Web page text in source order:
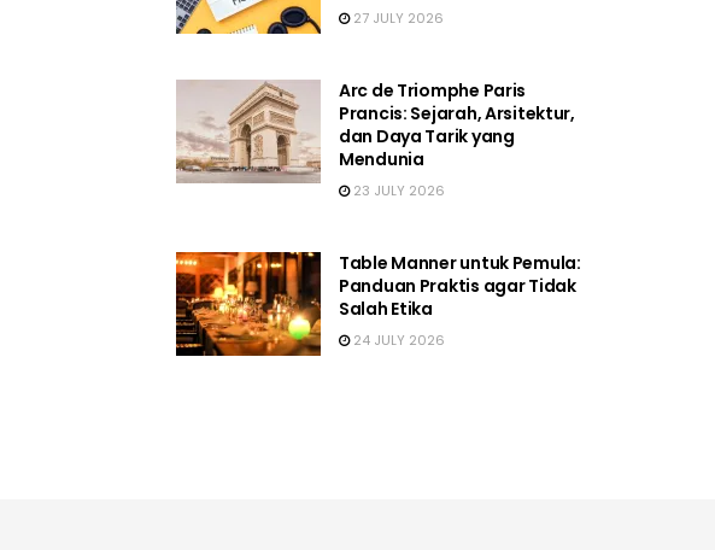
27 JULY 2026
Arc de Triomphe Paris
Prancis: Sejarah, Arsitektur,
dan Daya Tarik yang
Mendunia
23 JULY 2026
Table Manner untuk Pemula:
Panduan Praktis agar Tidak
Salah Etika
24 JULY 2026